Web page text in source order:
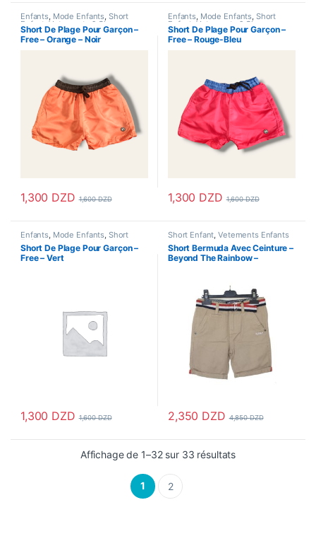
Enfants, Mode Enfants, Short
Enfant,Vetements & Chaussures
Vetements Enfants
Short De Plage Pour Garçon –
Free – Orange – Noir
1,300 DZD 1,600DZD
Ce produit a plusieurs variations. Les options peuvent être
Enfants, Mode Enfants, Short
Enfant,Vetements & Chaussures
Vetements Enfants
Short De Plage Pour Garçon –
Free – Rouge-Bleu
1,300 DZD 1,600DZD
Ce produit a plusieurs
Enfants, Mode Enfants, Short
Enfant,Vetements & Chaussures
Vetements Enfants
Short De Plage Pour Garçon –
Free – Vert
1,300 DZD 1,600DZD
Ce produit a plusieurs variations. Les options peuvent être
Short Enfant,Vetements Enfants
Short Bermuda Avec Ceinture –
Beyond The Rainbow –
2,350 DZD 4,850DZD
Ce produit a plusieurs
Affichage de 1–32 sur 33 résultats
1 2